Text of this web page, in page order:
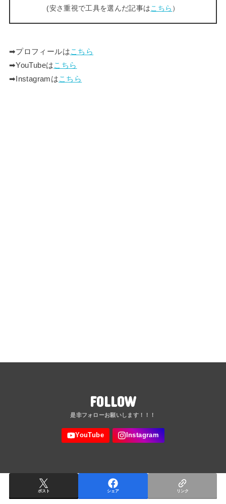
(安さ重視で工具を選んだ記事はこちら ）
➡︎プロフィールはこちら
➡︎YouTubeはこちら
➡︎Instagramはこちら
FOLLOW
ポスト シェア リンク